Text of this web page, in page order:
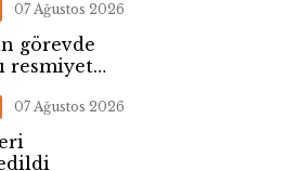
07 Ağustos 2026
görevde
resmiyet
07 Ağustos 2026